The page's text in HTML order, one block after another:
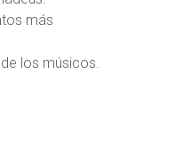
más
los músicos.